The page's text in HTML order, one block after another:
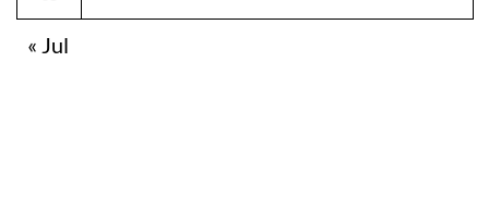
« Jul